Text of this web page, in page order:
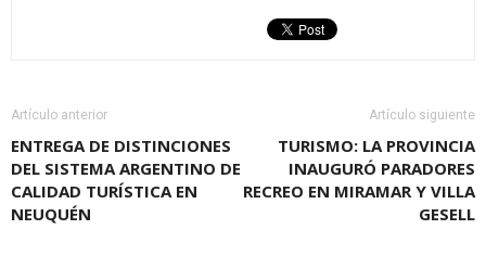
Artículo anterior
ENTREGA DE DISTINCIONES
DEL SISTEMA ARGENTINO DE
CALIDAD TURÍSTICA EN
NEUQUÉN
Artículo siguiente
TURISMO: LA PROVINCIA
INAUGURÓ PARADORES
RECREO EN MIRAMAR Y VILLA
GESELL